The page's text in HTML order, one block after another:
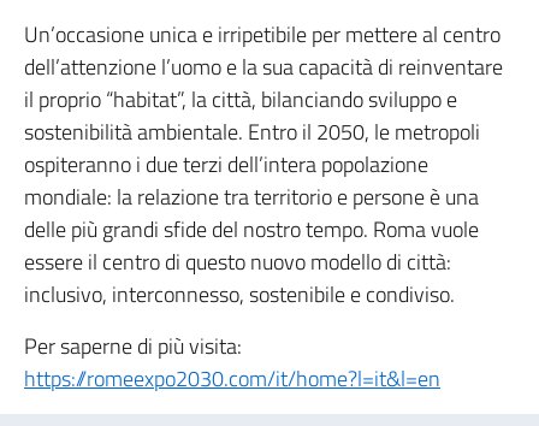
Un’occasione unica e irripetibile per mettere al centro
dell’attenzione l’uomo e la sua capacità di reinventare
il proprio “habitat”, la città, bilanciando sviluppo e
sostenibilità ambientale. Entro il 2050, le metropoli
ospiteranno i due terzi dell’intera popolazione
mondiale: la relazione tra territorio e persone è una
delle più grandi sfide del nostro tempo. Roma vuole
essere il centro di questo nuovo modello di città:
inclusivo, interconnesso, sostenibile e condiviso.
Per saperne di più visita:
https://romeexpo2030.com/it/home?l=it&l=en